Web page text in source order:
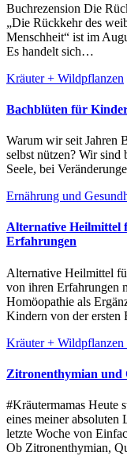
Buchrezension Die Rückkehr des weiblichen Prinzips Der Roman
„Die Rückkehr des
Menschheit“ ist im
Es handelt sich…
Kräuter + Wildpflanzen
Bachblüten für
Warum wir seit Jahren Bachblüten für Kinder, aber auch für uns
selbst nützen? Wir sind
Seele, bei
Ernährung und
Alternative Heilmittel
Erfahrungen
Alternative Heilmittel für Kinder im Praxistest. Mamas berichten
von ihren Erfahrungen
Homöopathie als
Kindern von der
Kräuter + Wildpflanzen
Zitronenthymian und
#Kräutermamas Heute stelle ich Euch in der Reihe #Kräutermamas
eines meiner
letzte Woche von
Ob Zitronenthymian,